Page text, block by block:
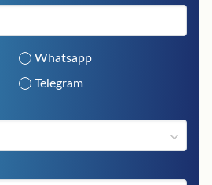
Whatsapp
Telegram